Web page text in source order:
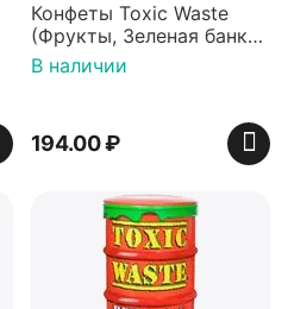
Конфеты Toxic Waste
(Фрукты, Зеленая банка,
42 гр).
В наличии
194.00₽